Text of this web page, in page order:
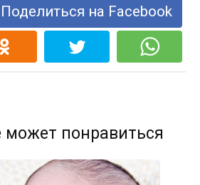
Поделиться на Facebook
понравиться